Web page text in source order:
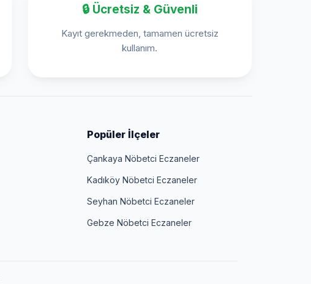
🔒 Ücretsiz & Güvenli
Kayıt gerekmeden, tamamen ücretsiz
kullanım.
Popüler İlçeler
Çankaya Nöbetci Eczaneler
Kadıköy Nöbetci Eczaneler
Seyhan Nöbetci Eczaneler
Gebze Nöbetci Eczaneler